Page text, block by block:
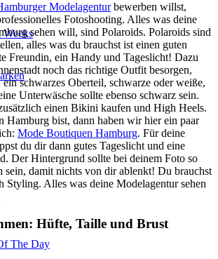
Weeks
The Day
Modelagenturbewerben willst,
Fotoshooting. Alles was deine
sehen will, sind Polaroids. Polaroids sind
alles was du brauchst ist einen guten
Freundin, ein Handy und Tageslicht! Dazu
noch das richtige Outfit besorgen,
schwarzes Oberteil, schwarze oder weiße,
Unterwäsche sollte ebenso schwarz sein.
einen Bikini kaufen und High Heels.
Hamburg bist, dann haben wir hier ein paar
Mode Boutiquen Hamburg. Für deine
du dir dann gutes Tageslicht und eine
Der Hintergrund sollte bei deinem Foto so
sein, damit nichts von dir ablenkt! Du brauchst
Styling. Alles was deine Modelagentur sehen
Hüfte, Taille und Brust